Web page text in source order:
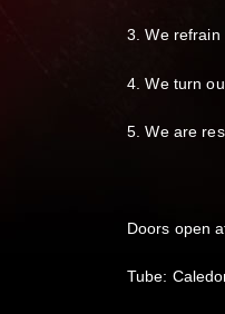
3. ⁠We
4. ⁠We turn
5. ⁠We are
Doors open
Tube: